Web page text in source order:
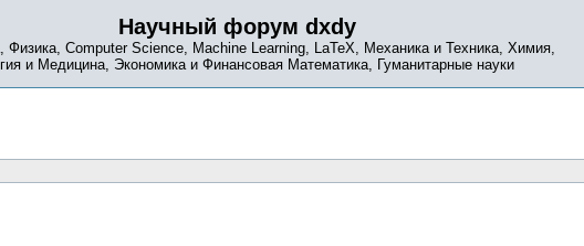
Научный форум dxdy
Физика, Computer Science, Machine Learning, LaTeX, Механика и Техника, Химия,
и Медицина, Экономика и Финансовая Математика, Гуманитарные науки